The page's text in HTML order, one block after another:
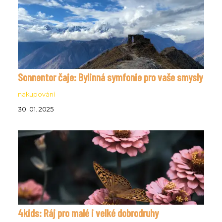
Sonnentor čaje: Bylinná symfonie pro vaše smysly
nakupování
30. 01. 2025
4kids: Ráj pro malé i velké dobrodruhy